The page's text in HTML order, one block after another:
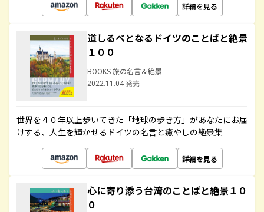
詳細を見る
道しるべとなるドイツのことばと絶景
１００
BOOKS 旅の名言＆絶景
2022.11.04 発売
世界を４０年以上歩いてきた「地球の歩き方」があなたにお届
けする、人生を輝かせるドイツの名言と癒やしの絶景集
詳細を見る
心に寄り添う台湾のことばと絶景１０
０